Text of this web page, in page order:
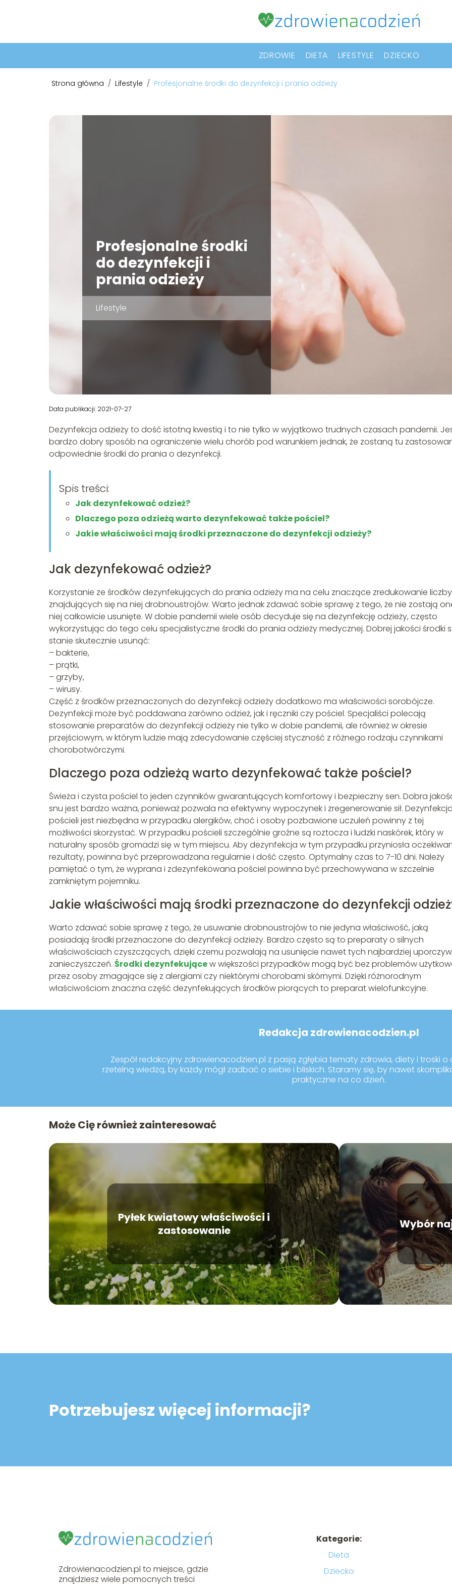
ZDROWIE DIETA LIFESTYLE DZIECKO
Strona główna / Lifestyle / Profesjonalne środki do dezynfekcji i prania odzieży
Profesjonalne środki
do dezynfekcji i
prania odzieży
Lifestyle
Data publikacji: 2021-07-27
Dezynfekcja odzieży to dość istotną kwestią i to nie tylko w wyjątkowo trudnych czasach pandemii.
bardzo dobry sposób na ograniczenie wielu chorób pod warunkiem jednak, że zostaną tu
odpowiednie środki do prania o dezynfekcji.
Spis treści:
Jak dezynfekować odzież?
Dlaczego poza odzieżą warto dezynfekować także pościel?
Jakie właściwości mają środki przeznaczone do dezynfekcji odzieży?
Jak dezynfekować odzież?
Korzystanie ze środków dezynfekujących do prania odzieży ma na celu znaczące zredukowanie liczby
znajdujących się na niej drobnoustrojów. Warto jednak zdawać sobie sprawę z tego, że nie zostają
niej całkowicie usunięte. W dobie pandemii wiele osób decyduje się na dezynfekcję odzieży, często
wykorzystując do tego celu specjalistyczne środki do prania odzieży medycznej. Dobrej jakości środki
stanie skutecznie usunąć:
– bakterie,
– prątki,
– grzyby,
– wirusy.
Część z środków przeznaczonych do dezynfekcji odzieży dodatkowo ma właściwości sorobójcze.
Dezynfekcji może być poddawana zarówno odzież, jak i ręczniki czy pościel. Specjaliści polecają
stosowanie preparatów do dezynfekcji odzieży nie tylko w dobie pandemii, ale również w okresie
przejściowym, w którym ludzie mają zdecydowanie częściej styczność z różnego rodzaju czynnikami
chorobotwórczymi.
Dlaczego poza odzieżą warto dezynfekować także pościel?
Świeża i czysta pościel to jeden czynników gwarantujących komfortowy i bezpieczny sen. Dobra
snu jest bardzo ważna, ponieważ pozwala na efektywny wypoczynek i zregenerowanie sił. Dezynfekcja
pościeli jest niezbędna w przypadku alergików, choć i osoby pozbawione uczuleń powinny z tej
możliwości skorzystać. W przypadku pościeli szczególnie groźne są roztocza i ludzki naskórek, który w
naturalny sposób gromadzi się w tym miejscu. Aby dezynfekcja w tym przypadku przyniosła
rezultaty, powinna być przeprowadzana regularnie i dość często. Optymalny czas to 7-10 dni. Należy
pamiętać o tym, że wyprana i zdezynfekowana pościel powinna być przechowywana w szczelnie
zamkniętym pojemniku.
Jakie właściwości mają środki przeznaczone do dezynfekcji
Warto zdawać sobie sprawę z tego, że usuwanie drobnoustrojów to nie jedyna właściwość, jaką
posiadają środki przeznaczone do dezynfekcji odzieży. Bardzo często są to preparaty o silnych
właściwościach czyszczących, dzięki czemu pozwalają na usunięcie nawet tych najbardziej
zanieczyszczeń. Środki dezynfekującew większości przypadków mogą być bez problemów
przez osoby zmagające się z alergiami czy niektórymi chorobami skórnymi. Dzięki różnorodnym
właściwościom znaczna część dezynfekujących środków piorących to preparat wielofunkcyjne.
Redakcja zdrowienacodzien.pl
Zespół redakcyjny zdrowienacodzien.pl z pasją zgłębia tematy zdrowia, diety i troski o
rzetelną wiedzą, by każdy mógł zadbać o siebie i bliskich. Staramy się, by nawet
praktyczne na co dzień.
Może Cię również zainteresować
Pyłek kwiatowy właściwości i
zastosowanie
Wybór
Potrzebujesz więcej informacji?
Zdrowienacodzien.pl to miejsce, gdzie
znajdziesz wiele pomocnych treści
Kategorie:
Dieta
Dziecko